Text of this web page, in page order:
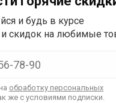
и будь в курсе
скидок на любимые
обработку персональных
же с условиями подписки.